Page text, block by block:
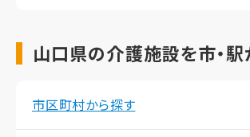
山口県の介護施設を市・
市区町村から探す